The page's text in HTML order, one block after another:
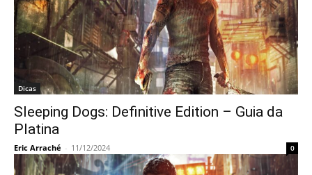
Dicas
Sleeping Dogs: Definitive Edition – Guia da
Platina
Eric Arraché - 11/12/2024 0